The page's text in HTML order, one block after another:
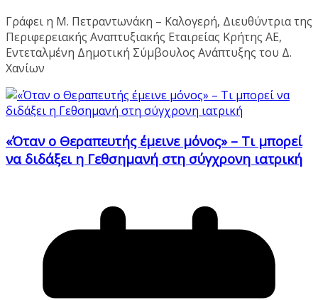
Γράφει η Μ. Πετραντωνάκη – Καλογερή, Διευθύντρια της
Περιφερειακής Αναπτυξιακής Εταιρείας Κρήτης ΑΕ,
Εντεταλμένη Δημοτική Σύμβουλος Ανάπτυξης του Δ.
Χανίων
«Όταν ο Θεραπευτής έμεινε μόνος» – Τι μπορεί
να διδάξει η Γεθσημανή στη σύγχρονη ιατρική